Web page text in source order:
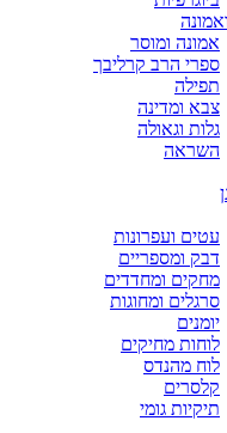
אמונה ומוסר
ספרי הרב קרליבך
תפילה
צבא ומדינה
גלות וגאולה
השראה
עטים ועפרונות
דבק ומספריים
מחקים ומחדדים
סרגלים ומחוגות
יומנים
לוחות מחיקים
לוח מהנדס
קלסרים
תיקיות גומי